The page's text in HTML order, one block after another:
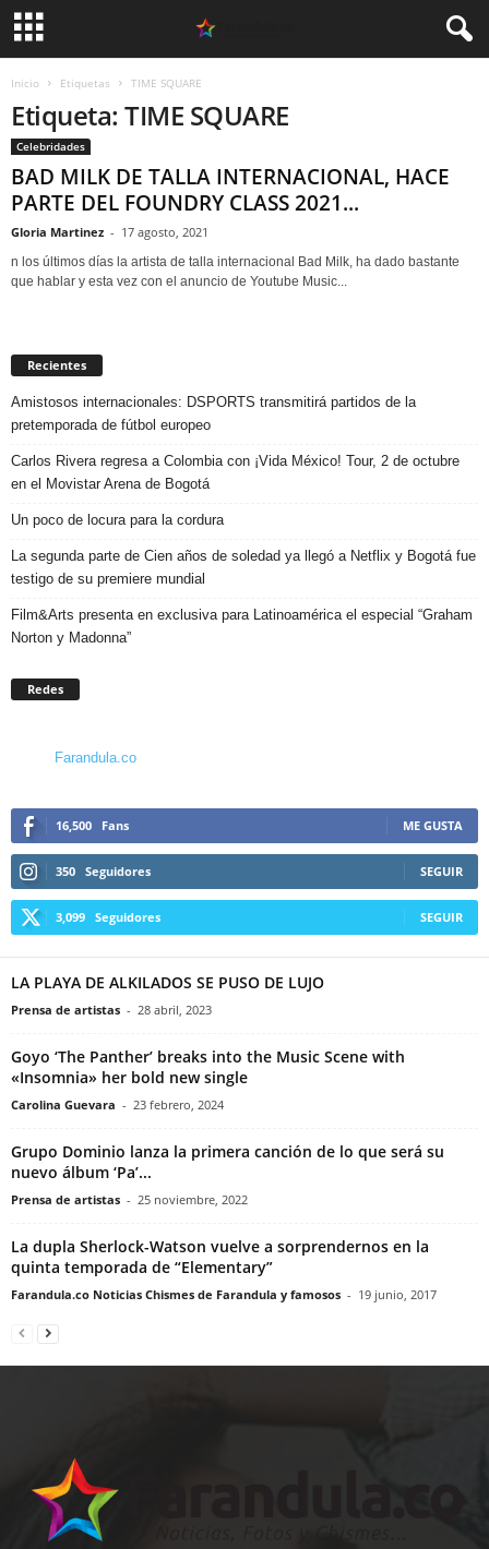
Inicio Etiquetas TIME SQUARE
Etiqueta: TIME SQUARE
Celebridades
BAD MILK DE TALLA INTERNACIONAL, HACE
PARTE DEL FOUNDRY CLASS 2021...
Gloria Martinez - 17 agosto, 2021
n los últimos días la artista de talla internacional Bad Milk, ha dado bastante
que hablar y esta vez con el anuncio de Youtube Music...
Recientes
Amistosos internacionales: DSPORTS transmitirá partidos de la
pretemporada de fútbol europeo
Carlos Rivera regresa a Colombia con ¡Vida México! Tour, 2 de octubre
en el Movistar Arena de Bogotá
Un poco de locura para la cordura
La segunda parte de Cien años de soledad ya llegó a Netflix y Bogotá fue
testigo de su premiere mundial
Film&Arts presenta en exclusiva para Latinoamérica el especial “Graham
Norton y Madonna”
Redes
Farandula.co
16,500 Fans ME GUSTA
350 Seguidores SEGUIR
3,099 Seguidores SEGUIR
LA PLAYA DE ALKILADOS SE PUSO DE LUJO
Prensa de artistas - 28 abril, 2023
Goyo ‘The Panther’ breaks into the Music Scene with
«Insomnia» her bold new single
Carolina Guevara - 23 febrero, 2024
Grupo Dominio lanza la primera canción de lo que será su
nuevo álbum ‘Pa’...
Prensa de artistas - 25 noviembre, 2022
La dupla Sherlock-Watson vuelve a sorprendernos en la
quinta temporada de “Elementary”
Farandula.co Noticias Chismes de Farandula y famosos - 19 junio, 2017